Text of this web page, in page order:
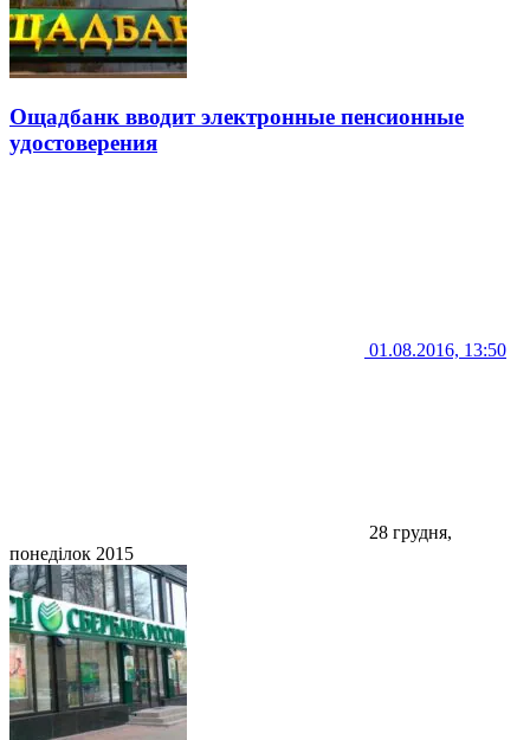
Ощадбанк вводит электронные пенсионные
удостоверения
01.08.2016, 13:50
28 грудня,
понеділок 2015